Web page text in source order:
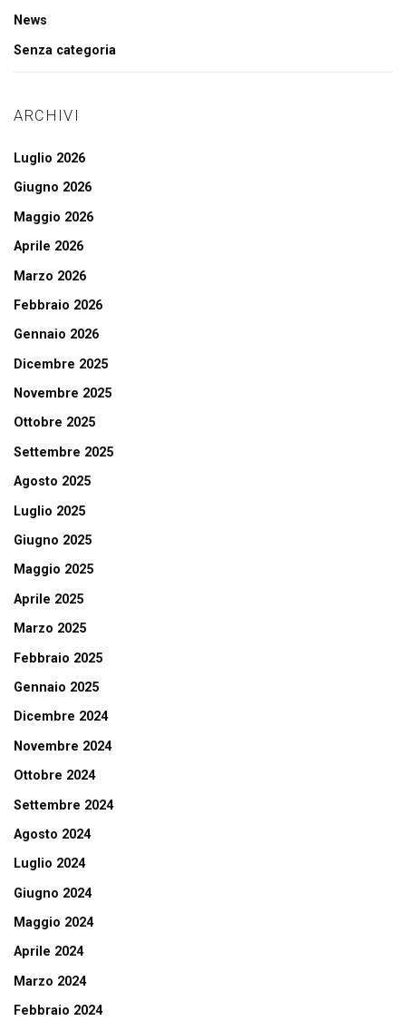
News
Senza categoria
ARCHIVI
Luglio 2026
Giugno 2026
Maggio 2026
Aprile 2026
Marzo 2026
Febbraio 2026
Gennaio 2026
Dicembre 2025
Novembre 2025
Ottobre 2025
Settembre 2025
Agosto 2025
Luglio 2025
Giugno 2025
Maggio 2025
Aprile 2025
Marzo 2025
Febbraio 2025
Gennaio 2025
Dicembre 2024
Novembre 2024
Ottobre 2024
Settembre 2024
Agosto 2024
Luglio 2024
Giugno 2024
Maggio 2024
Aprile 2024
Marzo 2024
Febbraio 2024